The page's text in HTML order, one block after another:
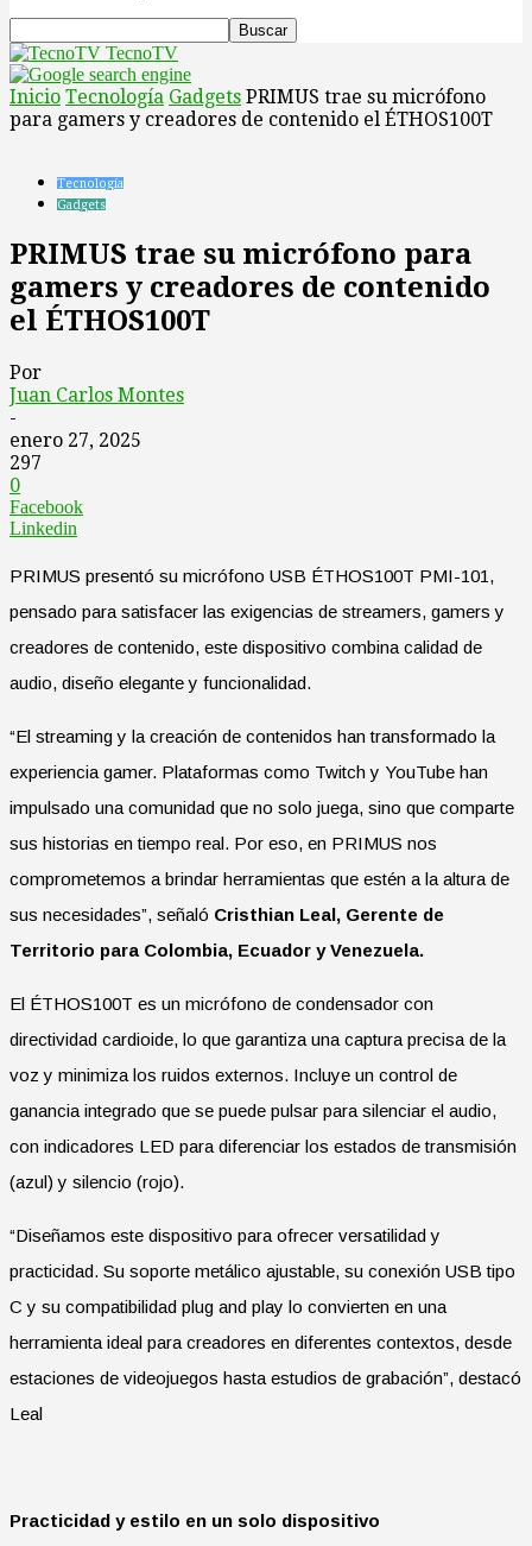
TecnoTV
Inicio Tecnología Gadgets PRIMUS trae su micrófono
para gamers y creadores de contenido el ÉTHOS100T
Tecnología
Gadgets
PRIMUS trae su micrófono para
gamers y creadores de contenido
el ÉTHOS100T
Por
Juan Carlos Montes
-
enero 27, 2025
297
0
Facebook
Linkedin
PRIMUS presentó su micrófono USB ÉTHOS100T PMI-101,
pensado para satisfacer las exigencias de streamers, gamers y
creadores de contenido, este dispositivo combina calidad de
audio, diseño elegante y funcionalidad.
“El streaming y la creación de contenidos han transformado la
experiencia gamer. Plataformas como Twitch y YouTube han
impulsado una comunidad que no solo juega, sino que comparte
sus historias en tiempo real. Por eso, en PRIMUS nos
comprometemos a brindar herramientas que estén a la altura de
sus necesidades”, señaló Cristhian Leal, Gerente de
Territorio para Colombia, Ecuador y Venezuela.
El ÉTHOS100T es un micrófono de condensador con
directividad cardioide, lo que garantiza una captura precisa de la
voz y minimiza los ruidos externos. Incluye un control de
ganancia integrado que se puede pulsar para silenciar el audio,
con indicadores LED para diferenciar los estados de transmisión
(azul) y silencio (rojo).
“Diseñamos este dispositivo para ofrecer versatilidad y
practicidad. Su soporte metálico ajustable, su conexión USB tipo
C y su compatibilidad plug and play lo convierten en una
herramienta ideal para creadores en diferentes contextos, desde
estaciones de videojuegos hasta estudios de grabación”, destacó
Leal
Practicidad y estilo en un solo dispositivo